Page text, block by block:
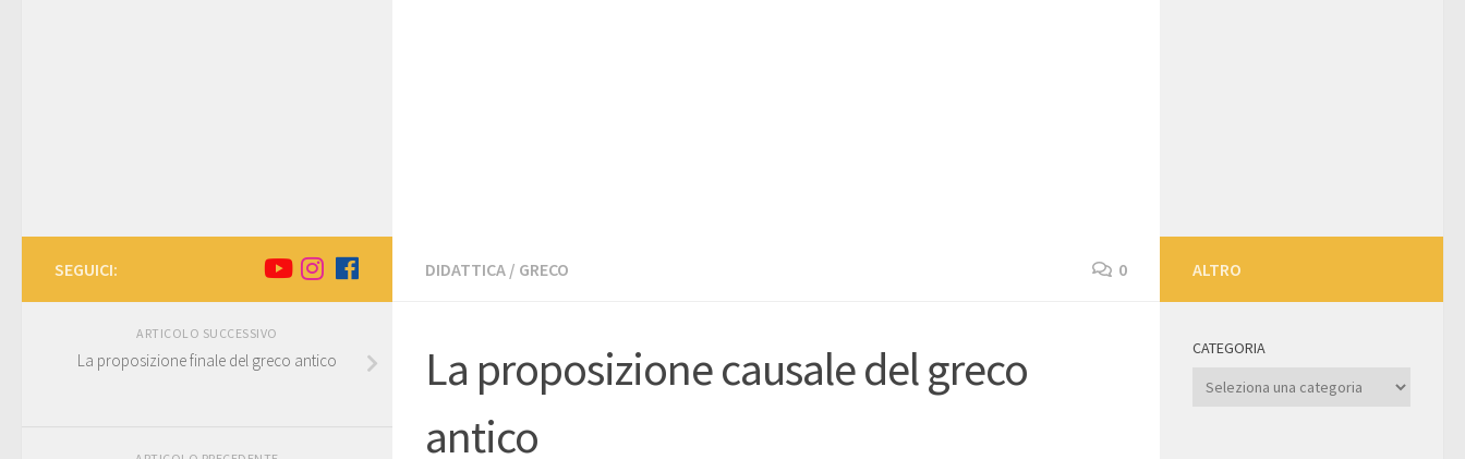
DIDATTICA / GRECO 0
La proposizione causale del greco
antico
SEGUICI:
ARTICOLO SUCCESSIVO
La proposizione finale del greco antico
ALTRO
CATEGORIA
Categoria